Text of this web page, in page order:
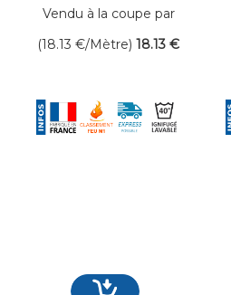
Vendu à la coupe par
(18.13 €/Mètre) 18.13 €